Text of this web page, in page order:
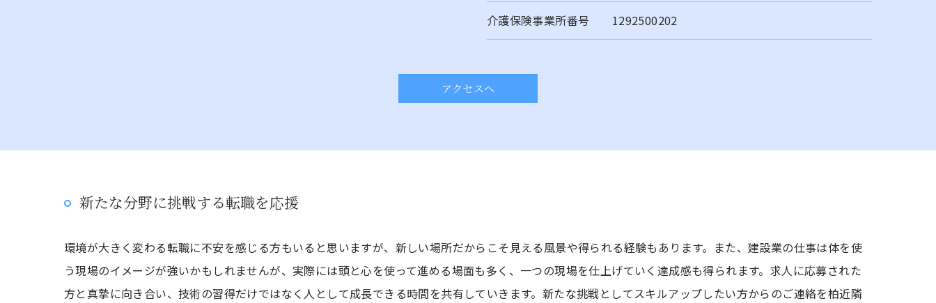
介護保険事業所番号 1292500202
アクセスへ
新たな分野に挑戦する転職を応援
環境が大きく変わる転職に不安を感じる方もいると思いますが、新しい場所だからこそ見える風景や得られる経験もあります。また、建設業の仕事は体を使
う現場のイメージが強いかもしれませんが、実際には頭と心を使って進める場面も多く、一つの現場を仕上げていく達成感も得られます。求人に応募された
方と真摯に向き合い、技術の習得だけではなく人として成長できる時間を共有していきます。新たな挑戦としてスキルアップしたい方からのご連絡を柏近隣